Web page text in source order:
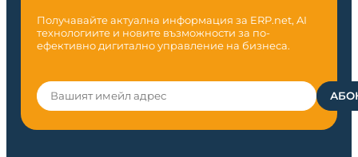
Получавайте актуална информация за ERP.net, AI
технологиите и новите възможности за по-
ефективно дигитално управление на бизнеса.